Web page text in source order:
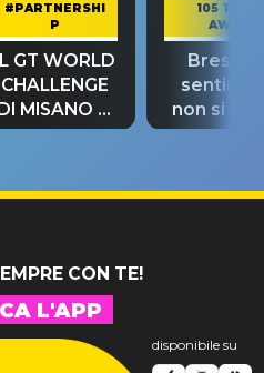
#PARTNERSHI
P
GT WORLD
CHALLENGE
MISANO si
riconferma
105 TAKE
AWAY
Bresh:
non si
fino alla
CON TE!
L'APP
disponibile su